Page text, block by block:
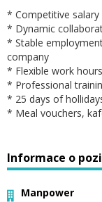
* Competitive salary
* Dynamic
* Stable
company
* Flexible work hours
* Professional
* 25 days of
* Meal vouchers,
Informace o
Manpower